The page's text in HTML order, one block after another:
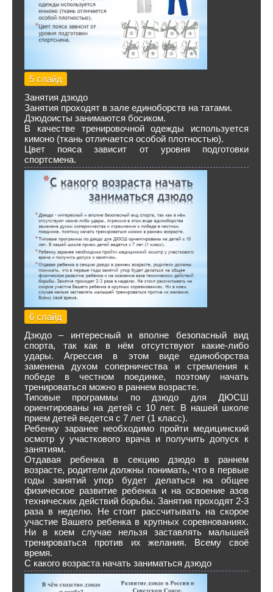
5 слайд
Занятия дзюдо
Занятия проходят в зале единоборств на татами.
Дзюдоисты занимаются босиком.
В качестве тренировочной одежды используется
кимоно (ткань отличается особой плотностью).
Цвет пояса зависит от уровня подготовки
спортсмена.
6 слайд
Дзюдо – интересный и вполне безопасный вид
спорта, так как в нём отсутствуют какие-либо
удары. Агрессия в этом виде единоборства
заменена духом соперничества и стремления к
победе в честном поединке, поэтому начать
тренироваться можно в раннем возрасте.
Типовые программы по дзюдо для ДЮСШ
ориентированы на детей с 10 лет. В нашей школе
прием детей ведется с 7 лет (1 класс).
Ребенку заранее необходимо пройти медицинский
осмотр у участкового врача и получить допуск к
занятиям.
Отдавая ребенка в секцию дзюдо в раннем
возрасте, родители должны понимать, что в первые
годы занятий упор будет делаться на общее
физическое развитие ребенка и на освоение азов
технических действий борьбы. Занятия проходят 2-3
раза в неделю. Не стоит рассчитывать на скорое
участие Вашего ребенка в крупных соревнованиях.
Ни в коем случае нельзя заставлять малышей
тренироваться против их желания. Всему своё
время.
С какого возраста начать заниматься дзюдо